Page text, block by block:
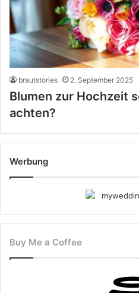
brautstories 2. September 2025
Blumen zur Hochzeit
achten?
Werbung
Buy Me a Coffee